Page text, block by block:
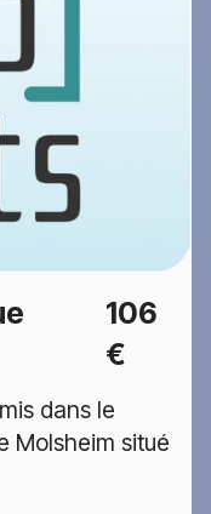
106
€
dans le
Molsheim situé